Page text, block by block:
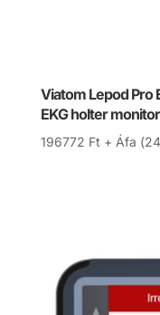
Viatom Lepod Pro
EKG holter monitor
196772 Ft + Áfa (